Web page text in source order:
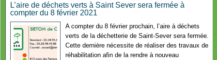
L’aire de déchets verts à Saint Sever sera fermée à
compter du 8 février 2021
A compter du 8 février prochain, l’aire à déchets
verts de la déchetterie de Saint-Sever sera fermée.
Cette dernière nécessite de réaliser des travaux de
réhabilitation afin de la rendre à nouveau